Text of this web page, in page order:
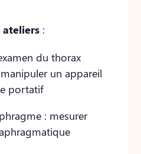
ateliers :
du thorax
un appareil
portatif
: mesurer